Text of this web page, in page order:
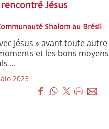
Jésus
Shalom au Brésil
Jésus » avant toute autre
et les bons moyens
...
2023